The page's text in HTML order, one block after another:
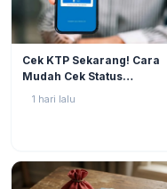
Cek KTP Sekarang! Cara
Mudah Cek Status
1 hari lalu